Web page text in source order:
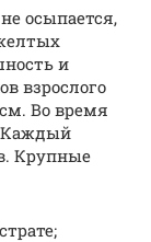
осыпается,
и
взрослого
Во время
Каждый
Крупные